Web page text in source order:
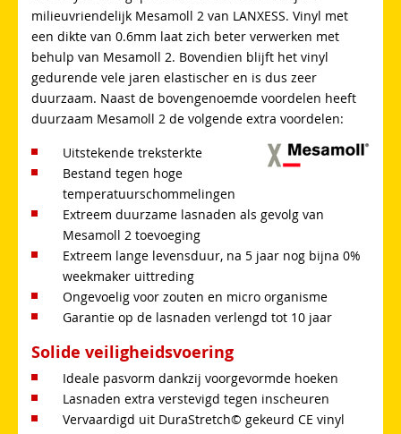
milieuvriendelijk Mesamoll 2 van LANXESS. Vinyl met
een dikte van 0.6mm laat zich beter verwerken met
behulp van Mesamoll 2. Bovendien blijft het vinyl
gedurende vele jaren elastischer en is dus zeer
duurzaam. Naast de bovengenoemde voordelen heeft
duurzaam Mesamoll 2 de volgende extra voordelen:
Uitstekende treksterkte
Bestand tegen hoge
temperatuurschommelingen
Extreem duurzame lasnaden als gevolg van
Mesamoll 2 toevoeging
Extreem lange levensduur, na 5 jaar nog bijna 0%
weekmaker uittreding
Ongevoelig voor zouten en micro organisme
Garantie op de lasnaden verlengd tot 10 jaar
Solide veiligheidsvoering
Ideale pasvorm dankzij voorgevormde hoeken
Lasnaden extra verstevigd tegen inscheuren
Vervaardigd uit DuraStretch© gekeurd CE vinyl